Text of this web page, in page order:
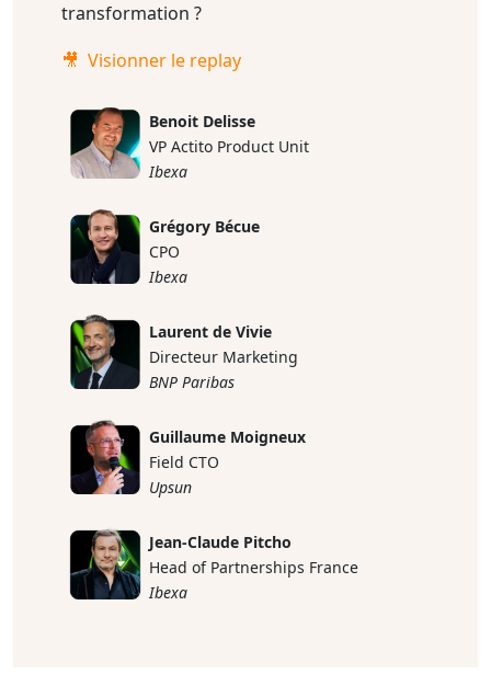
transformation ?
🎥 Visionner le replay
Benoit Delisse
VP Actito Product Unit
Ibexa
Grégory Bécue
CPO
Ibexa
Laurent de Vivie
Directeur Marketing
BNP Paribas
Guillaume Moigneux
Field CTO
Upsun
Jean-Claude Pitcho
Head of Partnerships France
Ibexa